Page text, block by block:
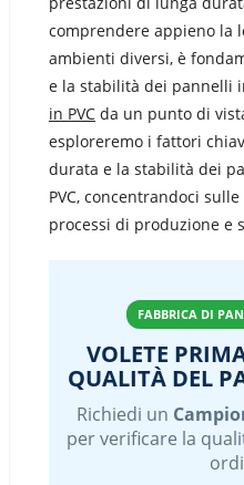
comprendere appieno la
ambienti diversi, è
e la stabilità dei pannelli
in PVCda un punto di
esploreremo i fattori
durata e la stabilità dei
PVC, concentrandoci
processi di produzione e
FABBRICA DI
VOLETE
QUALITÀ DEL
Richiedi un
per verificare la